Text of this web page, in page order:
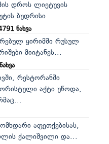
დროს ლიეტუვის
ბუდრისი
ნახვა
ყირიმში რუსულ
მიიტანეს...
რესტორანში
აქტი უწოდა,
აფეთქებისას,
ქალიშვილი და...